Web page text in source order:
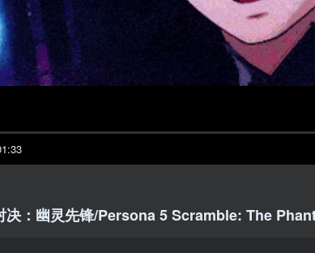
决：幽灵先锋/Persona 5 Scramble: The